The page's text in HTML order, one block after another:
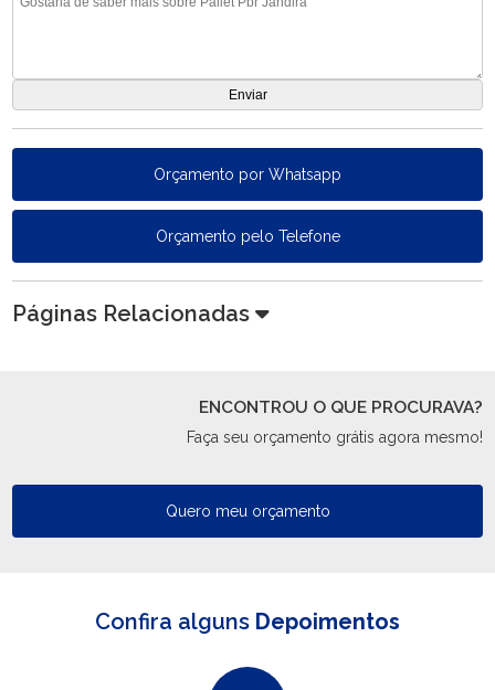
Orçamento por Whatsapp
Orçamento pelo Telefone
Páginas Relacionadas
ENCONTROU O QUE PROCURAVA?
Faça seu orçamento grátis agora mesmo!
Quero meu orçamento
Confira alguns Depoimentos